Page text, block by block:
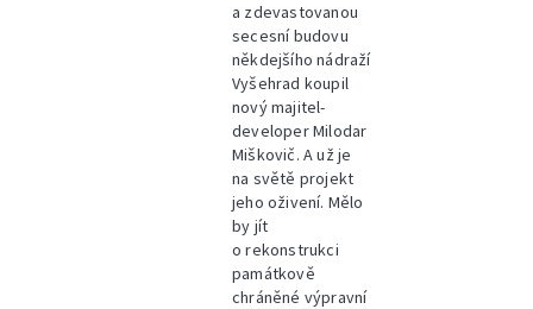
a zdevastovanou
secesní budovu
někdejšího nádraží
Vyšehrad koupil
nový majitel-
developer Milodar
Miškovič. A už je
na světě projekt
jeho oživení. Mělo
by jít
o rekonstrukci
památkově
chráněné výpravní